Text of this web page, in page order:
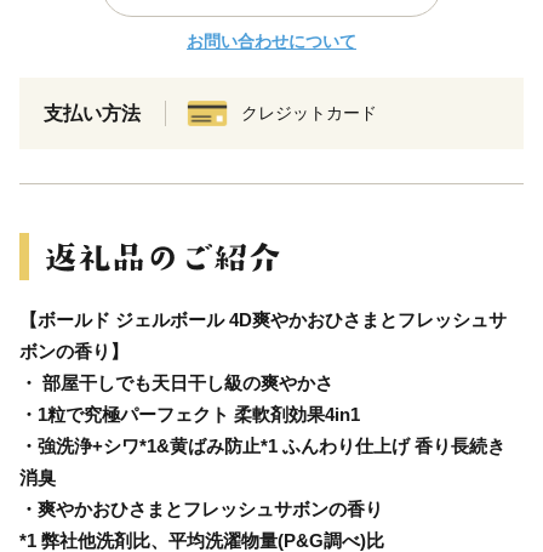
お問い合わせについて
支払い方法 クレジットカード
【ボールド ジェルボール 4D爽やかおひさまとフレッシュサ
ボンの香り】
・ 部屋干しでも天日干し級の爽やかさ
・1粒で究極パーフェクト 柔軟剤効果4in1
・強洗浄+シワ*1&黄ばみ防止*1 ふんわり仕上げ 香り長続き
消臭
・爽やかおひさまとフレッシュサボンの香り
*1 弊社他洗剤比、平均洗濯物量(P&G調べ)比